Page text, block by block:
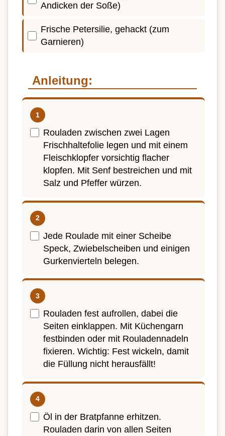
Andicken der Soße)
Frische Petersilie, gehackt (zum
Garnieren)
Anleitung:
Rouladen zwischen zwei Lagen
Frischhaltefolie legen und mit einem
Fleischklopfer vorsichtig flacher
klopfen. Mit Senf bestreichen und mit
Salz und Pfeffer würzen.
Jede Roulade mit einer Scheibe
Speck, Zwiebelscheiben und einigen
Gurkenvierteln belegen.
Rouladen fest aufrollen, dabei die
Seiten einklappen. Mit Küchengarn
festbinden oder mit Rouladennadeln
fixieren. Wichtig: Fest wickeln, damit
die Füllung nicht herausfällt!
Öl in der Bratpfanne erhitzen.
Rouladen darin von allen Seiten